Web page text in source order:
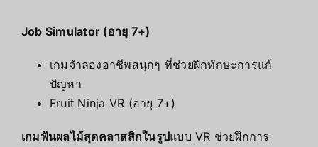
Job Simulator (อายุ 7+)
เกมจำลองอาชีพสนุกๆ ที่ช่วยฝึกทักษะการแก้
ปัญหา
Fruit Ninja VR (อายุ 7+)
เกมฟันผลไม้สุดคลาสสิกในรูปแบบ VR ช่วยฝึกการ